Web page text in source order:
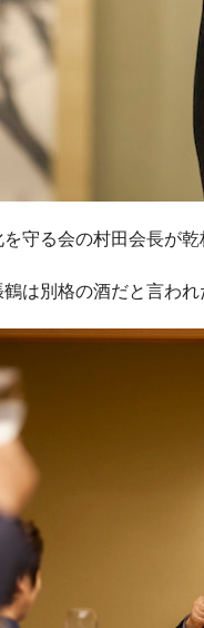
守る会の村田会長が乾
は別格の酒だと言わ